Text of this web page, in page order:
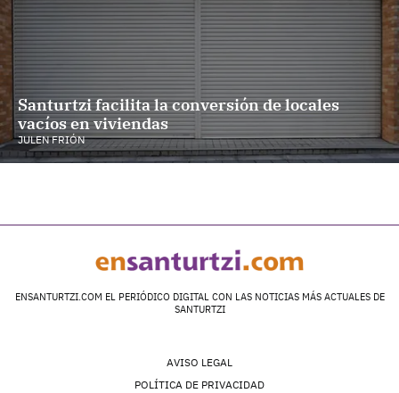
Santurtzi facilita la conversión de locales
vacíos en viviendas
JULEN FRIÓN
ENSANTURTZI.COM EL PERIÓDICO DIGITAL CON LAS NOTICIAS MÁS ACTUALES DE
SANTURTZI
AVISO LEGAL
POLÍTICA DE PRIVACIDAD